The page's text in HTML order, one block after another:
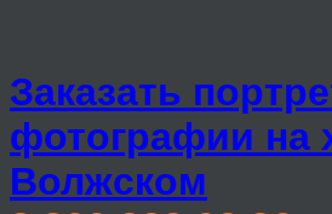
Заказать
фотографии на
Волжском